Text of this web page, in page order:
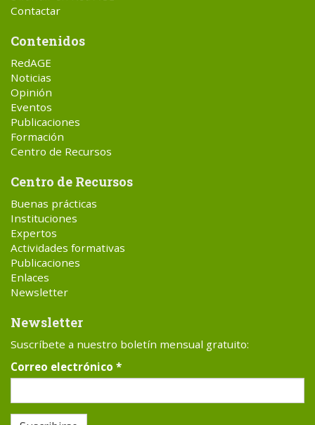
Contactar
Contenidos
RedAGE
Noticias
Opinión
Eventos
Publicaciones
Formación
Centro de Recursos
Centro de Recursos
Buenas prácticas
Instituciones
Expertos
Actividades formativas
Publicaciones
Enlaces
Newsletter
Newsletter
Suscríbete a nuestro boletín mensual gratuito:
Correo electrónico *